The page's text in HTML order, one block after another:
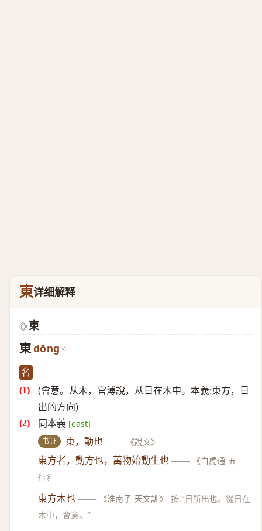
東详细解释
◎ 東
東 dōng
名
(會意。从木，官溥說，从日在木中。本義:東方，日
出的方向)
同本義 [east]
书证 東，動也 —— 《說文》
東方者，動方也，萬物始動生也 ——
《白虎通·五
行》
東方木也 —— 《淮南子·天文訓》
按:“日所出也。從日在
木中，會意。”